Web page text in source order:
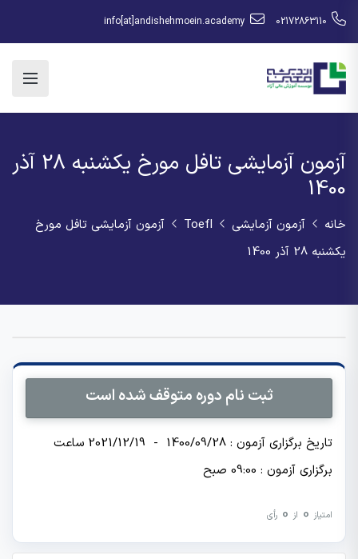
02172863110
info[at]andishehmoein.academy
آزمون آزمایشی تافل مورخ یکشنبه 28 آذر
1400
خانه آزمون آزمایشی Toefl
آزمون آزمایشی تافل مورخ
یکشنبه 28 آذر 1400
ثبت نام دوره متوقف شده است
تاریخ برگزاری آزمون : 1400/09/28 - 2021/12/19 ساعت
برگزاری آزمون : 09:00 صبح
امتیاز 0 از 0 رأی